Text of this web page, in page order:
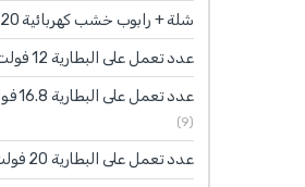
شلة + رابوب خشب كهربائية 220 فولت
عدد تعمل على البطارية 12 فولت
عدد تعمل على البطارية 16.8 فولت TOTAL
(9)
عدد تعمل على البطارية 20 فولت